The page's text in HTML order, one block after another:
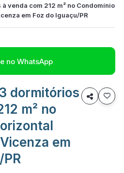
venda com 212 m² no Condomínio
em Foz do Iguaçu/PR
no WhatsApp
dormitórios
m² no
em
